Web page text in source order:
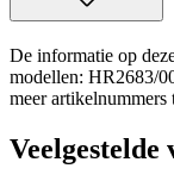
De informatie op
modellen: HR2683/
meer artikelnummers
Veelgestelde